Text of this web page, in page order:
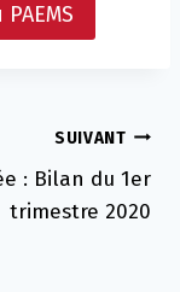
SUIVANT
: Bilan du 1er
trimestre 2020